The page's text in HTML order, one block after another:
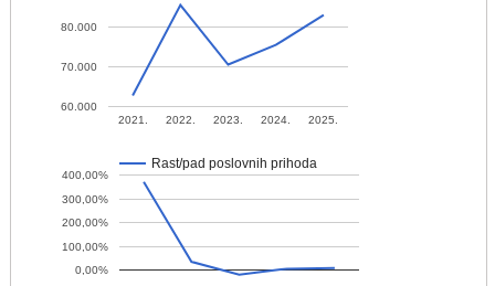
2021. 2022. 2023. 2024. 2025.
60.000
70.000
80.000
Rast/pad poslovnih prihoda
0,00%
100,00%
200,00%
300,00%
400,00%